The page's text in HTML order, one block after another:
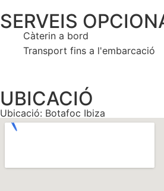
SERVEIS
Càterin a bord
Transport fins a l'embarcació
UBICACIÓ
Ubicació: Botafoc Ibiza